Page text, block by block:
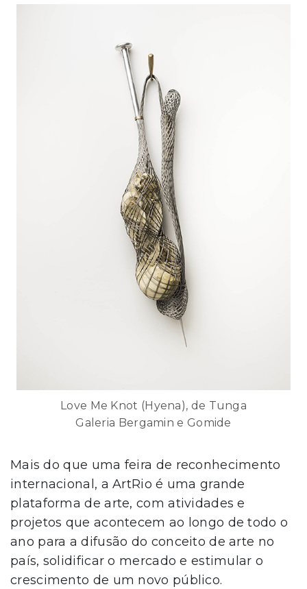
Love Me Knot (Hyena), de Tunga
Galeria Bergamin e Gomide
Mais do que uma feira de reconhecimento
internacional, a ArtRio é uma grande
plataforma de arte, com atividades e
projetos que acontecem ao longo de todo o
ano para a difusão do conceito de arte no
país, solidificar o mercado e estimular o
crescimento de um novo público.